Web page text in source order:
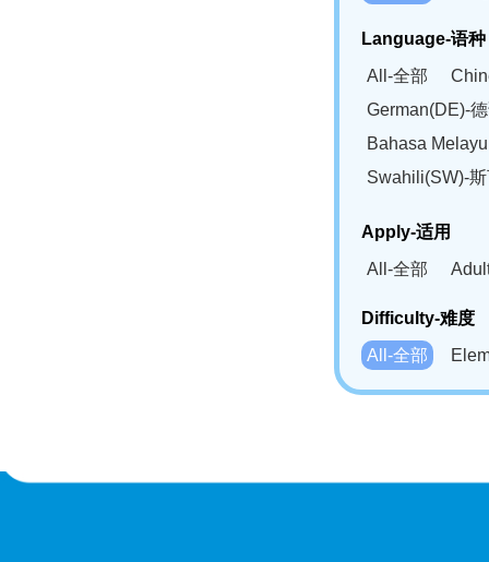
Language-语种
All-全部
German(DE)-
Bahasa
Swahili(SW)-
Apply-适用
All-全部
Difficulty-难度
All-全部